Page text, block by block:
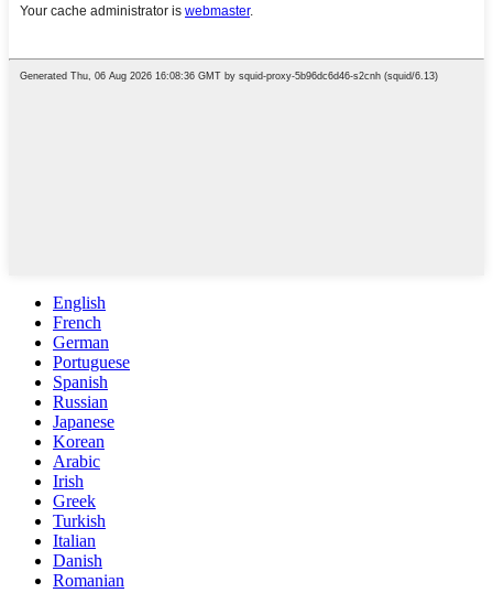
English
French
German
Portuguese
Spanish
Russian
Japanese
Korean
Arabic
Irish
Greek
Turkish
Italian
Danish
Romanian